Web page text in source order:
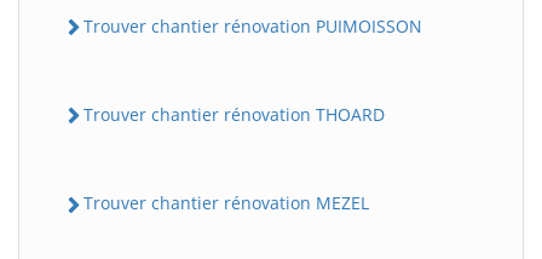
Trouver chantier rénovation PUIMOISSON
Trouver chantier rénovation THOARD
Trouver chantier rénovation MEZEL